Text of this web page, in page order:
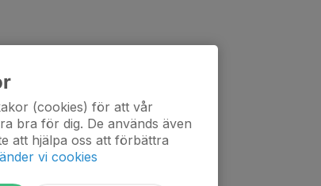
(cookies) för att vår
bra för dig. De används även
att hjälpa oss att förbättra
vi cookies